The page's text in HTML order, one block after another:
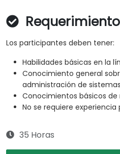
Los participantes deben tener:
Habilidades básicas en la
Conocimiento general
administración de
Conocimientos básicos de
No se requiere
35 Horas